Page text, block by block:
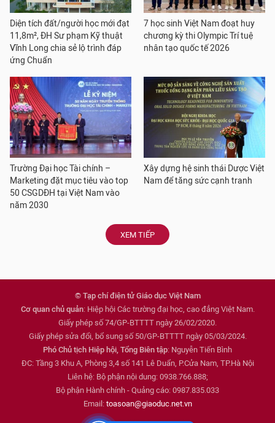
Diện tích đất/người học mới đạt
11,8m², ĐH Sư phạm Kỹ thuật
Vĩnh Long chia sẻ lộ trình đáp
ứng Chuẩn
7 học sinh Việt Nam đoạt huy
chương kỳ thi Olympic Trí tuệ
nhân tạo quốc tế 2026
Trường Đại học Tài chính –
Marketing đặt mục tiêu vào top
50 CSGDĐH tại Việt Nam vào
năm 2030
Xây dựng hệ sinh thái Dược Việt
Nam để tăng sức cạnh tranh
XEM TIẾP
© Tạp chí điện tử Giáo dục Việt Nam
Cơ quan chủ quản: Hiệp hội Các trường đại học, cao đẳng Việt Nam.
Giấy phép số 74/GP-BTTTT ngày 26/02/2020.
Giấy phép sửa đổi, bổ sung số 50/GP-BTTTT ngày 05/03/2024.
Phó Chủ tịch Hiệp hội, Tổng Biên tập: Nguyễn Tiến Bình
ĐC: Tầng 3 Khu A, Phòng 3,4 số 141 Lê Duẩn, P.Cửa Nam, TP.Hà Nội
Liên hệ: Bộ phận nội dung: 0938.766.888;
Bộ phận Hành chính - Quảng cáo: 0987.835.033
Email: toasoan@giaoduc.net.vn